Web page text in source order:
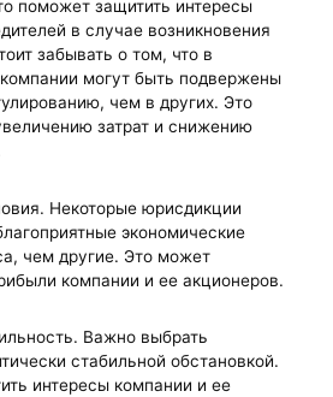
поможет защитить интересы
в случае возникновения
забывать о том, что в
могут быть подвержены
чем в других. Это
затрат и снижению
Некоторые юрисдикции
экономические
чем другие. Это может
компании и ее акционеров.
Важно выбрать
стабильной обстановкой.
интересы компании и ее